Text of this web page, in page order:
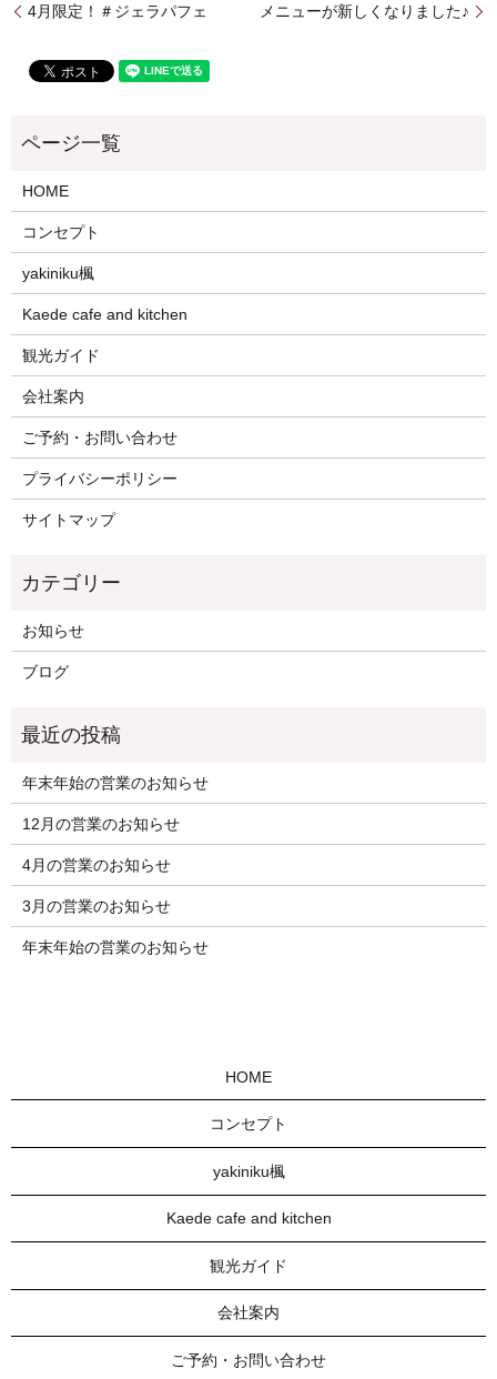
4月限定！＃ジェラパフェ メニューが新しくなりました♪
HOME
コンセプト
yakiniku楓
Kaede cafe and kitchen
観光ガイド
会社案内
ご予約・お問い合わせ
プライバシーポリシー
サイトマップ
お知らせ
ブログ
年末年始の営業のお知らせ
12月の営業のお知らせ
4月の営業のお知らせ
3月の営業のお知らせ
年末年始の営業のお知らせ
HOME
コンセプト
yakiniku楓
Kaede cafe and kitchen
観光ガイド
会社案内
ご予約・お問い合わせ